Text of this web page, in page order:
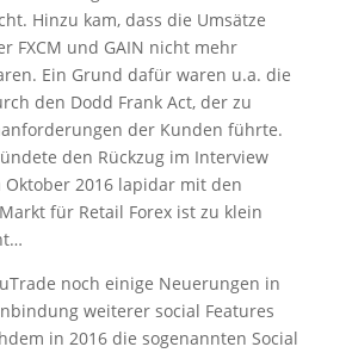
Hinzu kam, dass die Umsätze
FXCM und GAIN nicht mehr
Ein Grund dafür waren u.a. die
den Dodd Frank Act, der zu
der Kunden führte.
den Rückzug im Interview
Oktober 2016 lapidar mit den
für Retail Forex ist zu klein
noch einige Neuerungen in
weiterer social Features
in 2016 die sogenannten Social